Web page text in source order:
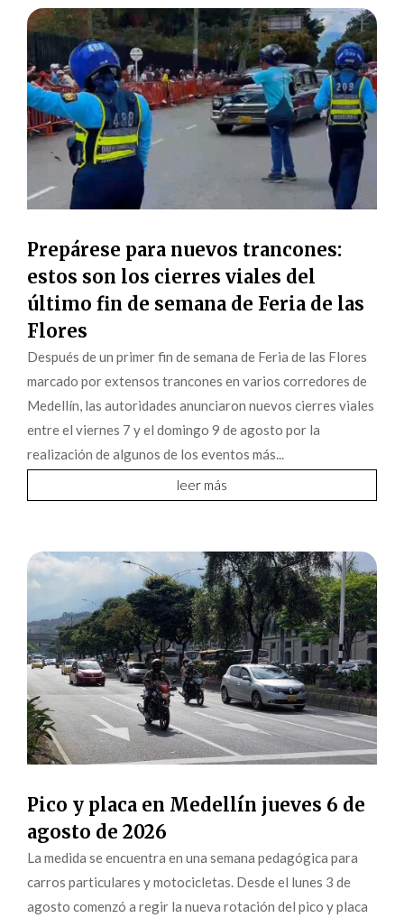
Prepárese para nuevos trancones:
estos son los cierres viales del
último fin de semana de Feria de las
Flores
Después de un primer fin de semana de Feria de las Flores
marcado por extensos trancones en varios corredores de
Medellín, las autoridades anunciaron nuevos cierres viales
entre el viernes 7 y el domingo 9 de agosto por la
realización de algunos de los eventos más...
leer más
Pico y placa en Medellín jueves 6 de
agosto de 2026
La medida se encuentra en una semana pedagógica para
carros particulares y motocicletas. Desde el lunes 3 de
agosto comenzó a regir la nueva rotación del pico y placa